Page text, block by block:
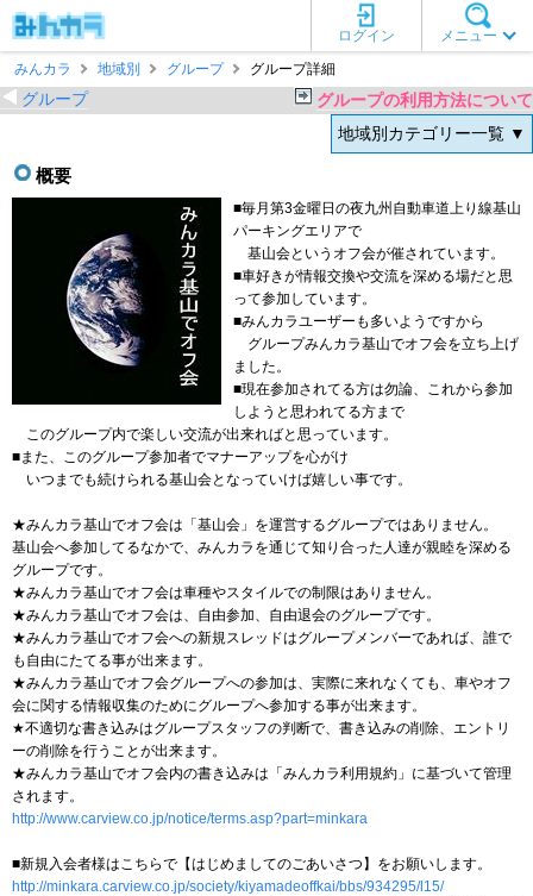
メニュー
ログイン
みんカラ
地域別 グループ グループ詳細
グループ
グループの利用方法について
地域別カテゴリー一覧 ▼
概要
■毎月第3金曜日の夜九州自動車道上り線基山
パーキングエリアで
基山会というオフ会が催されています。
■車好きが情報交換や交流を深める場だと思
って参加しています。
■みんカラユーザーも多いようですから
グループみんカラ基山でオフ会を立ち上げ
ました。
■現在参加されてる方は勿論、これから参加
しようと思われてる方まで
このグループ内で楽しい交流が出来ればと思っています。
■また、このグループ参加者でマナーアップを心がけ
いつまでも続けられる基山会となっていけば嬉しい事です。
★みんカラ基山でオフ会は「基山会」を運営するグループではありません。
基山会へ参加してるなかで、みんカラを通じて知り合った人達が親睦を深める
グループです。
★みんカラ基山でオフ会は車種やスタイルでの制限はありません。
★みんカラ基山でオフ会は、自由参加、自由退会のグループです。
★みんカラ基山でオフ会への新規スレッドはグループメンバーであれば、誰で
も自由にたてる事が出来ます。
★みんカラ基山でオフ会グループへの参加は、実際に来れなくても、車やオフ
会に関する情報収集のためにグループへ参加する事が出来ます。
★不適切な書き込みはグループスタッフの判断で、書き込みの削除、エントリ
ーの削除を行うことが出来ます。
★みんカラ基山でオフ会内の書き込みは「みんカラ利用規約」に基づいて管理
されます。
http://www.carview.co.jp/notice/terms.asp?part=minkara
■新規入会者様はこちらで【はじめましてのごあいさつ】をお願いします。
http://minkara.carview.co.jp/society/kiyamadeoffkai/bbs/934295/l15/